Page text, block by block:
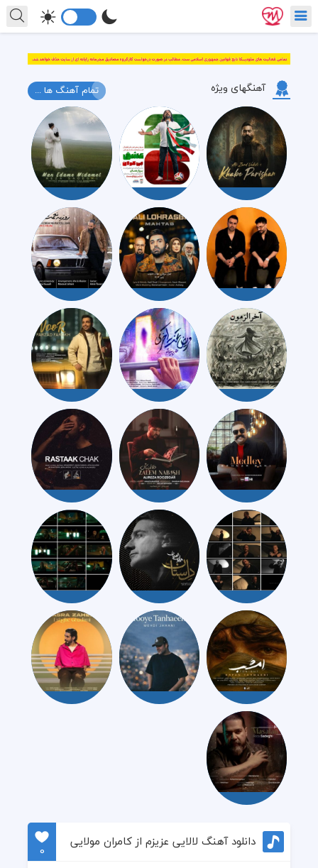
آهنگهای ویژه تمام آهنگ ها ...
دانلود آهنگ لالایی عزیزم‌ از کامران مولایی
0